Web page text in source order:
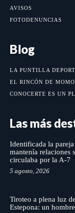
AVISOS
FOTODENUNCIAS
Blog
LA PUNTILLA
EL RINCÓN DE MOMO
CONOCERTE ES UN
Las más
Identificada la
mantenía relaciones
circulaba por la A-7
5 agosto, 2026
Tiroteo a plena luz
Estepona: un